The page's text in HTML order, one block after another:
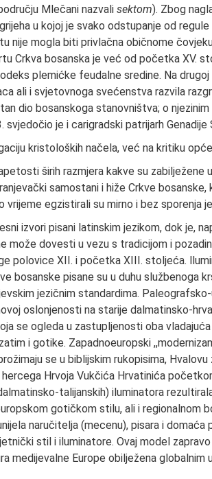
Mlečani nazvali sektom). Zbog
u kojoj je svako odstupanje od
nije mogla biti privlačna običnome
Crkva bosanska je već od početka XV.
plemićke feudalne sredine. Na drugoj
ali i svjetovnoga svećenstva razvila
dio bosanskoga stanovništva; o
je i carigradski patrijarh Genadije
kristoloških načela, već na kritiku
širih razmjera kakve su zabilježene
samostani i hiže Crkve bosanske,
vrijeme egzistirali su mirno i bez sporenja
izvori pisani latinskim jezikom, dok je,
može dovesti u vezu s tradicijom i
polovice XII. i početka XIII. stoljeća.
bosanske pisane su u duhu službenoga
jezičnim standardima.
oslonjenosti na starije dalmatinsko-
se ogleda u zastupljenosti oba vladajuća
i gotike. Zapadnoeuropski
se u biblijskim rukopisima, Hvalovu
Hrvoja Vukčića Hrvatinića
talijanskih) iluminatora
gotičkom stilu, ali i regionalnom
naručitelja (mecenu), pisara i domaća
stil i iluminatore. Ovaj model
medijevalne Europe obilježena globalnim